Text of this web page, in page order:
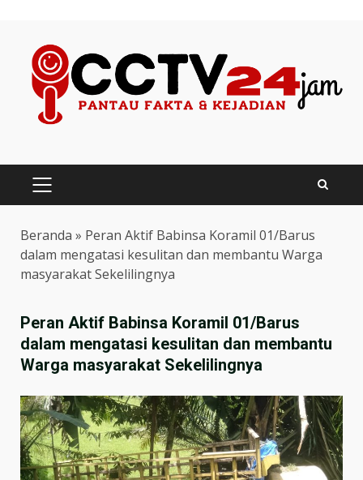
content
PRIMARY
MENU
Beranda » Peran Aktif Babinsa Koramil 01/Barus
dalam mengatasi kesulitan dan membantu Warga
masyarakat Sekelilingnya
Peran Aktif Babinsa Koramil 01/Barus
dalam mengatasi kesulitan dan membantu
Warga masyarakat Sekelilingnya